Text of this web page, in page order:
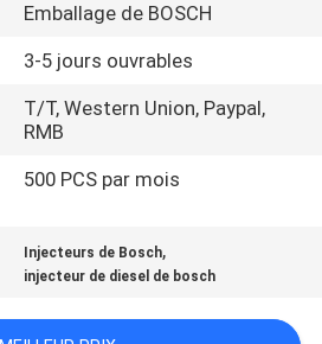
Emballage de BOSCH
3-5 jours ouvrables
T/T, Western Union, Paypal,
RMB
500 PCS par mois
Injecteurs de Bosch,
injecteur de diesel de bosch